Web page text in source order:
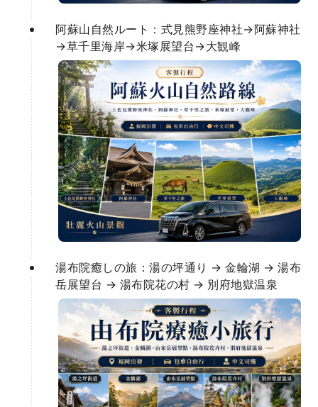
阿蘇山自然ルート：式見熊野座神社→阿蘇神社
→草千里海岸→米塚展望台→大観峰
湯布院癒しの旅：湯の坪通り → 金輪湖 → 湯布
岳展望台 → 湯布院花の村 → 別府地獄温泉